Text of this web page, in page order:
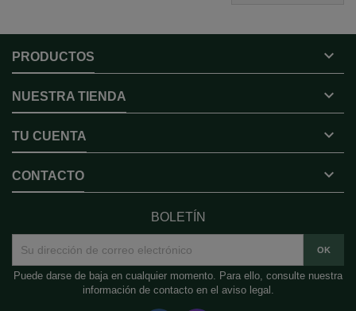
PRODUCTOS 
NUESTRA TIENDA 
TU CUENTA 
CONTACTO 
BOLETÍN
Puede darse de baja en cualquier momento. Para ello, consulte nuestra
información de contacto en el aviso legal.